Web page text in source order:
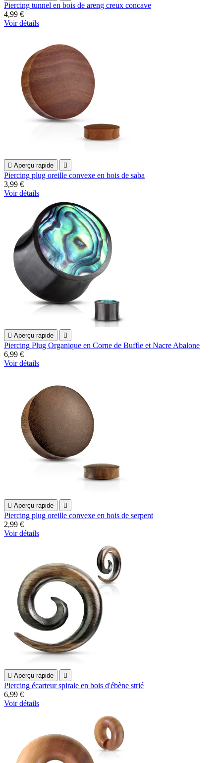
Piercing tunnel en bois de areng creux concave
4,99 €
Voir détails
 Aperçu rapide 
Piercing plug oreille convexe en bois de saba
3,99 €
Voir détails
 Aperçu rapide 
Piercing Plug Organique en Corne de Buffle et Nacre Abalone
6,99 €
Voir détails
 Aperçu rapide 
Piercing plug oreille convexe en bois de serpent
2,99 €
Voir détails
 Aperçu rapide 
Piercing écarteur spirale en bois d'ébène strié
6,99 €
Voir détails